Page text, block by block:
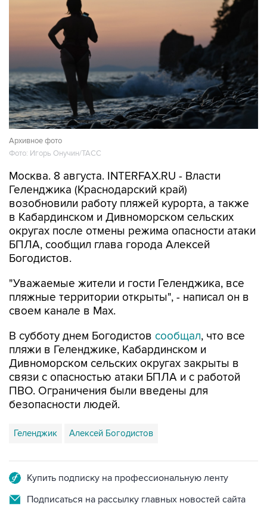
Архивное фото
Фото: Игорь Онучин/ТАСС
Москва. 8 августа. INTERFAX.RU - Власти
Геленджика (Краснодарский край)
возобновили работу пляжей курорта, а также
в Кабардинском и Дивноморском сельских
округах после отмены режима опасности атаки
БПЛА, сообщил глава города Алексей
Богодистов.
"Уважаемые жители и гости Геленджика, все
пляжные территории открыты", - написал он в
своем канале в Max.
В субботу днем Богодистов сообщал, что все
пляжи в Геленджике, Кабардинском и
Дивноморском сельских округах закрыты в
связи с опасностью атаки БПЛА и с работой
ПВО. Ограничения были введены для
безопасности людей.
Геленджик Алексей Богодистов
Купить подписку на профессиональную ленту
Подписаться на рассылку главных новостей сайта